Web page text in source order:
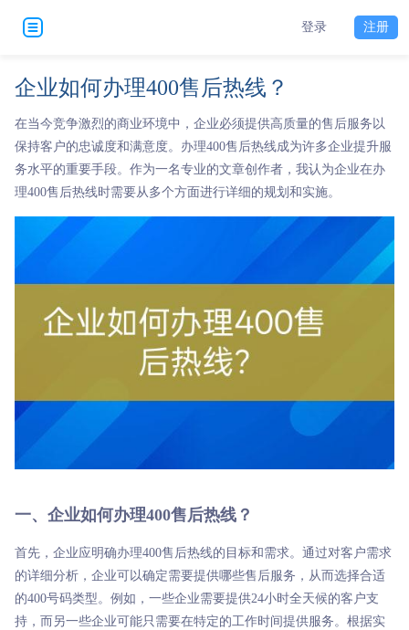
登录 注册
企业如何办理400售后热线？
在当今竞争激烈的商业环境中，企业必须提供高质量的售后服务以
保持客户的忠诚度和满意度。办理400售后热线成为许多企业提升服
务水平的重要手段。作为一名专业的文章创作者，我认为企业在办
理400售后热线时需要从多个方面进行详细的规划和实施。
一、企业如何办理400售后热线？
首先，企业应明确办理400售后热线的目标和需求。通过对客户需求
的详细分析，企业可以确定需要提供哪些售后服务，从而选择合适
的400号码类型。例如，一些企业需要提供24小时全天候的客户支
持，而另一些企业可能只需要在特定的工作时间提供服务。根据实